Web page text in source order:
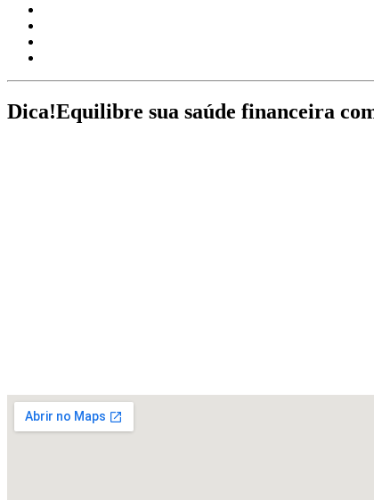
Dica!Equilibre sua saúde financeira